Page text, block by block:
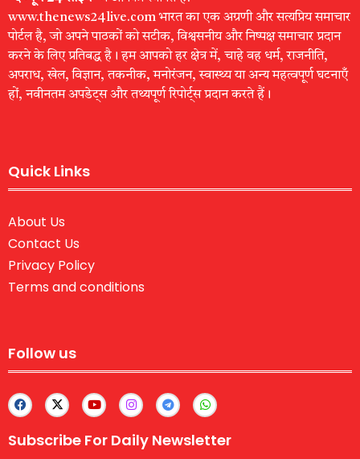
www.thenews24live.com भारत का एक अग्रणी और सत्यप्रिय समाचार
पोर्टल है, जो अपने पाठकों को सटीक, विश्वसनीय और निष्पक्ष समाचार प्रदान
करने के लिए प्रतिबद्ध है। हम आपको हर क्षेत्र में, चाहे वह धर्म, राजनीति,
अपराध, खेल, विज्ञान, तकनीक, मनोरंजन, स्वास्थ्य या अन्य महत्वपूर्ण घटनाएँ
हों, नवीनतम अपडेट्स और तथ्यपूर्ण रिपोर्ट्स प्रदान करते हैं।
Quick Links
About Us
Contact Us
Privacy Policy
Terms and conditions
Follow us
Subscribe For Daily Newsletter